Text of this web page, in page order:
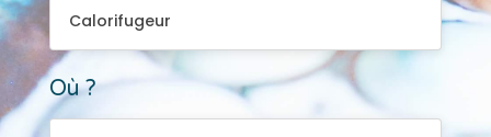
Calorifugeur
Où ?